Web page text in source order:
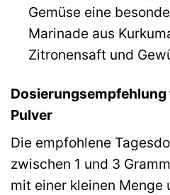
Gemüse eine
Marinade aus
Zitronensaft und
Pulver
Die empfohlene
zwischen 1 und 3
mit einer kleinen Menge